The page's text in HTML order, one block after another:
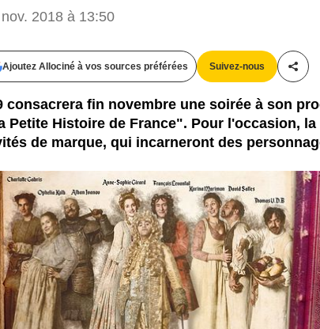
2018 à 13:50
Ajoutez Allociné à vos sources préférées Suivez-nous
consacrera fin novembre une soirée à son
Petite Histoire de France". Pour l'occasion,
de marque, qui incarneront des